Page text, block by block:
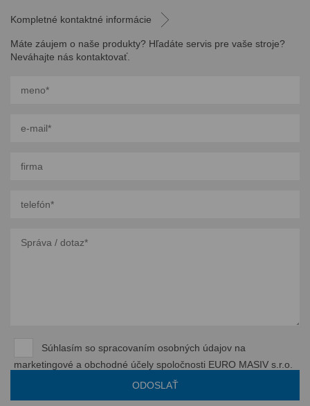
Kompletné kontaktné informácie
Máte záujem o naše produkty? Hľadáte servis pre vaše stroje?
Neváhajte nás kontaktovať.
Súhlasím so spracovaním osobných údajov na
marketingové a obchodné účely spoločnosti EURO MASIV s.r.o.